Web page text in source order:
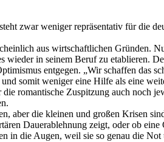
zwar weniger repräsentativ für die
aus wirtschaftlichen Gründen.
wieder in seinem Beruf zu etablieren.
entgegen. „Wir schaffen das
somit weniger eine Hilfe als eine
romantische Zuspitzung auch noch
aber die kleinen und großen Krisen
Dauerablehnung zeigt, oder ob
in die Augen, weil sie so genau die